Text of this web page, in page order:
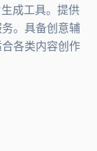
成工具。提供
。具备创意辅
各类内容创作